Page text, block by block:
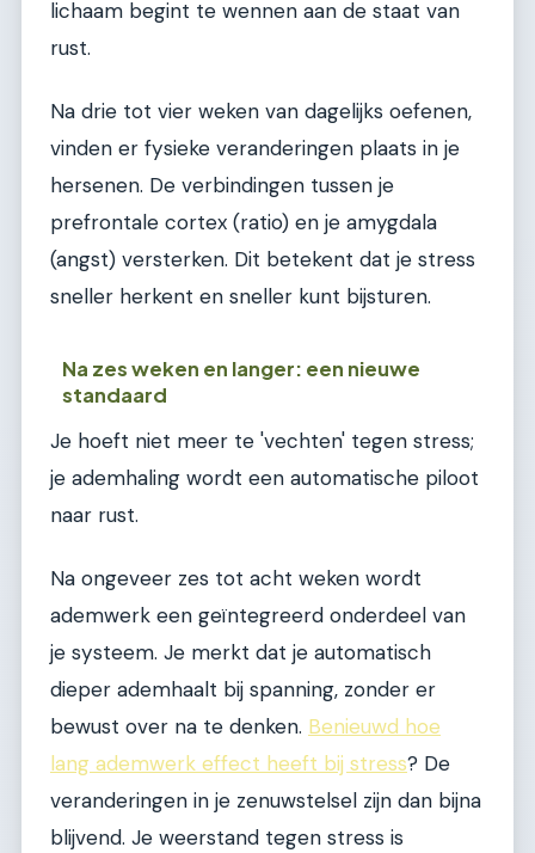
lichaam begint te wennen aan de staat van
rust.
Na drie tot vier weken van dagelijks oefenen,
vinden er fysieke veranderingen plaats in je
hersenen. De verbindingen tussen je
prefrontale cortex (ratio) en je amygdala
(angst) versterken. Dit betekent dat je stress
sneller herkent en sneller kunt bijsturen.
Na zes weken en langer: een nieuwe
standaard
Je hoeft niet meer te 'vechten' tegen stress;
je ademhaling wordt een automatische piloot
naar rust.
Na ongeveer zes tot acht weken wordt
ademwerk een geïntegreerd onderdeel van
je systeem. Je merkt dat je automatisch
dieper ademhaalt bij spanning, zonder er
bewust over na te denken. Benieuwd hoe
lang ademwerk effect heeft bij stress? De
veranderingen in je zenuwstelsel zijn dan bijna
blijvend. Je weerstand tegen stress is